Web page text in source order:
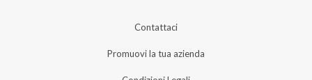
Contattaci
Promuovi la tua azienda